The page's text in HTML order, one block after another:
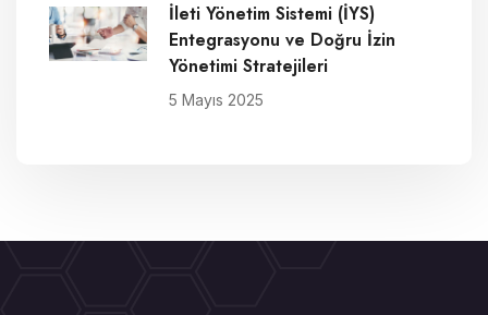
İleti Yönetim Sistemi (İYS)
Entegrasyonu ve Doğru İzin
Yönetimi Stratejileri
5 Mayıs 2025